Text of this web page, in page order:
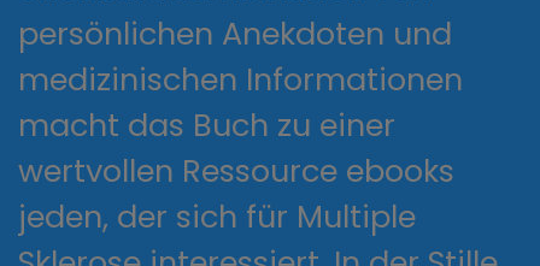
persönlichen Anekdoten und
medizinischen Informationen
macht das Buch zu einer
wertvollen Ressource ebooks
jeden, der sich für Multiple